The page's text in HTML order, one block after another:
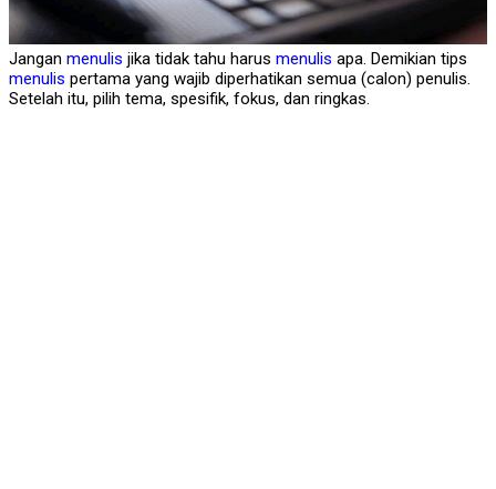
Jangan menulis jika tidak tahu harus menulis apa. Demikian tips
menulis pertama yang wajib diperhatikan semua (calon) penulis.
Setelah itu, pilih tema, spesifik, fokus, dan ringkas.